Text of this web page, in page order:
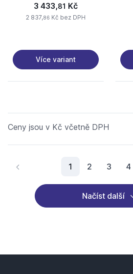
3 433,81 Kč
2 837,86 Kč bez DPH
Více variant
Ceny jsou v Kč včetně DPH
1 Aktuální stránka
2 3 4
Načíst další